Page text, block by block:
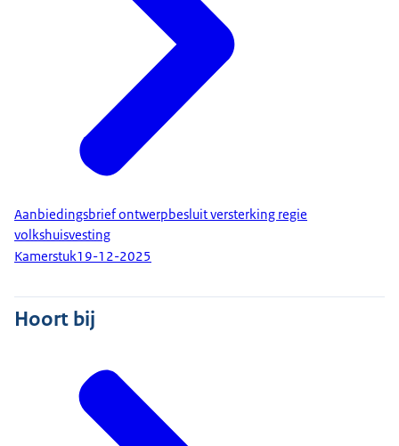
Aanbiedingsbrief ontwerpbesluit versterking regie
volkshuisvesting
Kamerstuk19-12-2025
Hoort bij